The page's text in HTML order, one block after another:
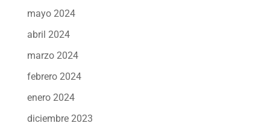
mayo 2024
abril 2024
marzo 2024
febrero 2024
enero 2024
diciembre 2023